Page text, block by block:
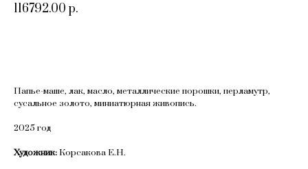
116792.00 р.
Папье-маше, лак, масло, металлические порошки, перламутр,
сусальное золото, миниатюрная живопись.
2025 год
Художник:Корсакова Е.Н.